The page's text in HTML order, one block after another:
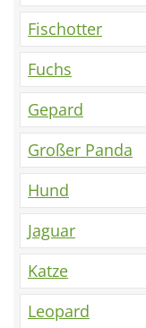
Fischotter
Fuchs
Gepard
Großer Panda
Hund
Jaguar
Katze
Leopard